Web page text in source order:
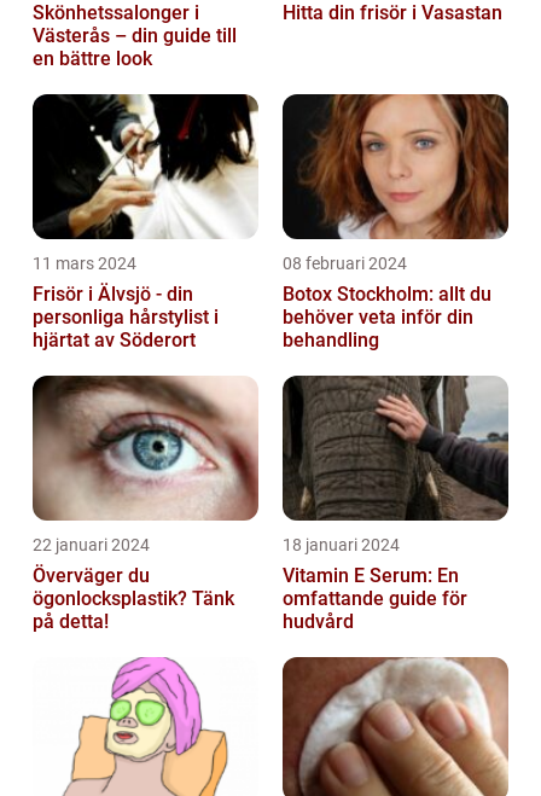
Skönhetssalonger i
Västerås – din guide till
en bättre look
Hitta din frisör i Vasastan
11 mars 2024
Frisör i Älvsjö - din
personliga hårstylist i
hjärtat av Söderort
08 februari 2024
Botox Stockholm: allt du
behöver veta inför din
behandling
22 januari 2024
Överväger du
ögonlocksplastik? Tänk
på detta!
18 januari 2024
Vitamin E Serum: En
omfattande guide för
hudvård